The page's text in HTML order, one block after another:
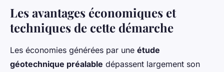
Les avantages économiques et
techniques de cette démarche
Les économies générées par une étude
géotechnique préalable dépassent largement son